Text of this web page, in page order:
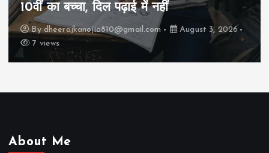
कैसे “बड़ा आदमी” बन सकता है?
By dheerajkanojia810@gmail.com
August 2, 2026
17 views
About Me